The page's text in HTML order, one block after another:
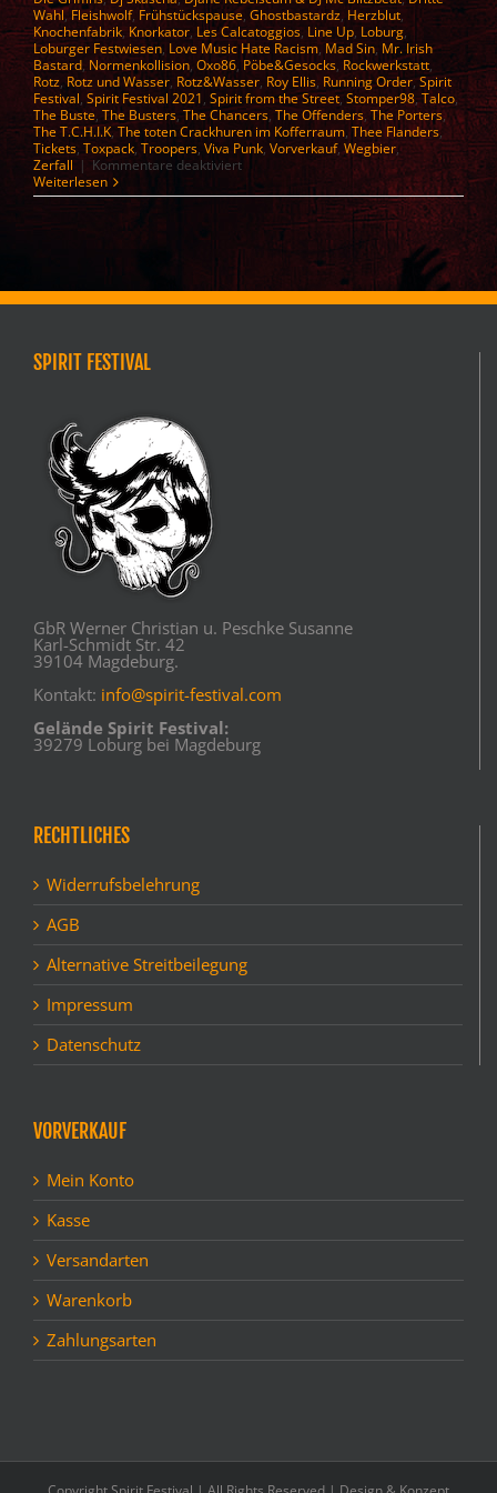
Wahl,Fleishwolf, Frühstückspause, Ghostbastardz, Herzblut,
Knochenfabrik,Knorkator, Les Calcatoggios, Line Up, Loburg,
Loburger Festwiesen, Love Music Hate Racism, Mad Sin, Mr. Irish
Bastard, Normenkollision, Oxo86, Pöbe&Gesocks, Rockwerkstatt,
Rotz,Rotz und Wasser, Rotz&Wasser, Roy Ellis, Running Order,Spirit
Festival, Spirit Festival 2021, Spirit from the Street,Stomper98,Talco,
The Buste, The Busters,The Chancers, The Offenders, The Porters,
The T.C.H.I.K,The toten Crackhuren im Kofferraum, Thee Flanders,
Tickets, Toxpack, Troopers, Viva Punk, Vorverkauf, Wegbier,
Zerfall | Kommentare deaktiviertfür
Spirit
Festival
Weiterlesen
SPIRIT FESTIVAL
GbR Werner Christian u. Peschke Susanne
Karl-Schmidt Str. 42
39104 Magdeburg.
Kontakt: info@spirit-festival.com
Gelände Spirit Festival:
39279 Loburg bei Magdeburg
RECHTLICHES
Widerrufsbelehrung
AGB
Alternative Streitbeilegung
Impressum
Datenschutz
VORVERKAUF
Mein Konto
Kasse
Versandarten
Warenkorb
Zahlungsarten